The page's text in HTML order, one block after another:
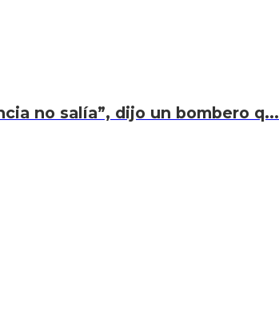
no salía”, dijo un bombero q...